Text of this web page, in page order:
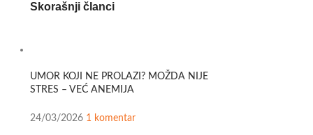
Skorašnji članci
UMOR KOJI NE PROLAZI? MOŽDA NIJE
STRES – VEĆ ANEMIJA
24/03/2026 1 komentar